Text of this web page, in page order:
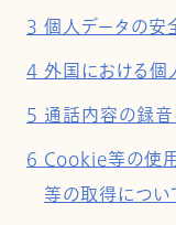
3 個人データの安
4 外国における個
5 通話内容の録
6 Cookie等の使
等の取得につい